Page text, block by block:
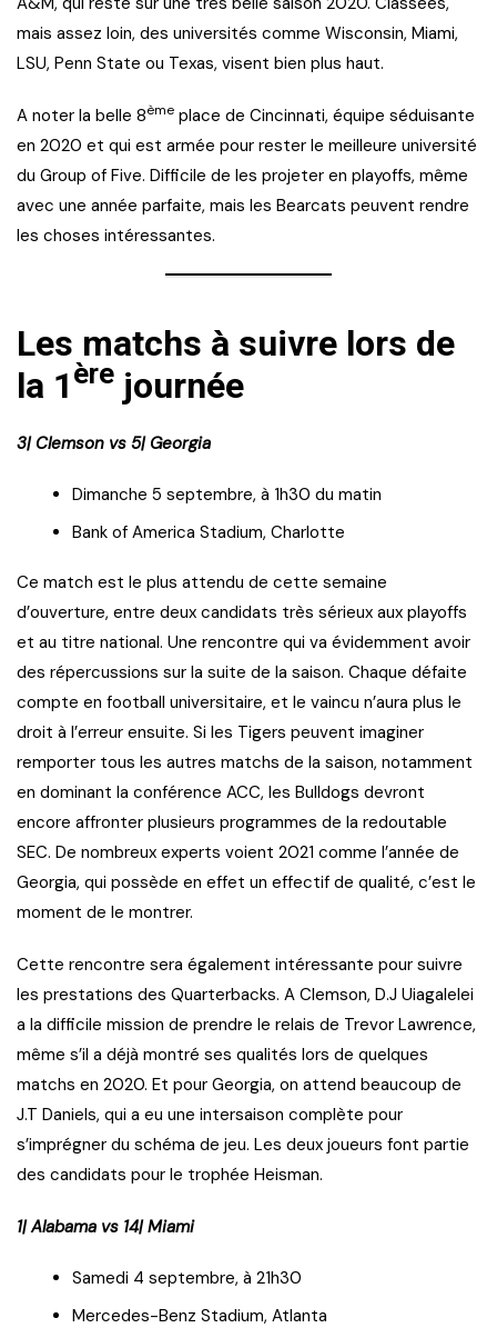
mais assez loin, des universités comme Wisconsin, Miami,
LSU, Penn State ou Texas, visent bien plus haut.
A noter la belle 8ème place de Cincinnati, équipe séduisante
en 2020 et qui est armée pour rester le meilleure université
du Group of Five. Difficile de les projeter en playoffs, même
avec une année parfaite, mais les Bearcats peuvent rendre
les choses intéressantes.
Les matchs à suivre lors de
la 1 ère journée
3| Clemson vs 5| Georgia
Dimanche 5 septembre, à 1h30 du matin
Bank of America Stadium, Charlotte
Ce match est le plus attendu de cette semaine
d’ouverture, entre deux candidats très sérieux aux playoffs
et au titre national. Une rencontre qui va évidemment avoir
des répercussions sur la suite de la saison. Chaque défaite
compte en football universitaire, et le vaincu n’aura plus le
droit à l’erreur ensuite. Si les Tigers peuvent imaginer
remporter tous les autres matchs de la saison, notamment
en dominant la conférence ACC, les Bulldogs devront
encore affronter plusieurs programmes de la redoutable
SEC. De nombreux experts voient 2021 comme l’année de
Georgia, qui possède en effet un effectif de qualité, c’est le
moment de le montrer.
Cette rencontre sera également intéressante pour suivre
les prestations des Quarterbacks. A Clemson, D.J Uiagalelei
a la difficile mission de prendre le relais de Trevor Lawrence,
même s’il a déjà montré ses qualités lors de quelques
matchs en 2020. Et pour Georgia, on attend beaucoup de
J.T Daniels, qui a eu une intersaison complète pour
s’imprégner du schéma de jeu. Les deux joueurs font partie
des candidats pour le trophée Heisman.
1| Alabama vs 14| Miami
Samedi 4 septembre, à 21h30
Mercedes-Benz Stadium, Atlanta